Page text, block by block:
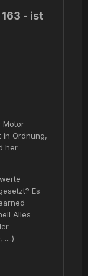
- ist
Motor
in Ordnung,
her
Es
Alles
....)